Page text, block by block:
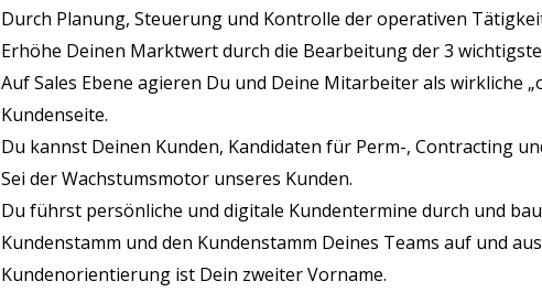
Durch Planung, Steuerung und Kontrolle der operativen
Erhöhe Deinen Marktwert durch die Bearbeitung der 3
Auf Sales Ebene agieren Du und Deine Mitarbeiter als wirkliche
Kundenseite.
Du kannst Deinen Kunden, Kandidaten für Perm-, Contracting
Sei der Wachstumsmotor unseres Kunden.
Du führst persönliche und digitale Kundentermine durch und
Kundenstamm und den Kundenstamm Deines Teams auf und
Kundenorientierung ist Dein zweiter Vorname.